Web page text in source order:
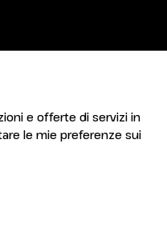
e offerte di servizi in
le mie preferenze sui